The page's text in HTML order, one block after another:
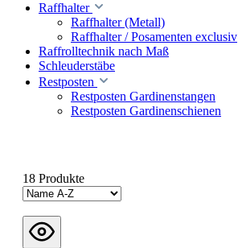
Raffhalter
Raffhalter (Metall)
Raffhalter / Posamenten exclusiv
Raffrolltechnik nach Maß
Schleuderstäbe
Restposten
Restposten Gardinenstangen
Restposten Gardinenschienen
18 Produkte